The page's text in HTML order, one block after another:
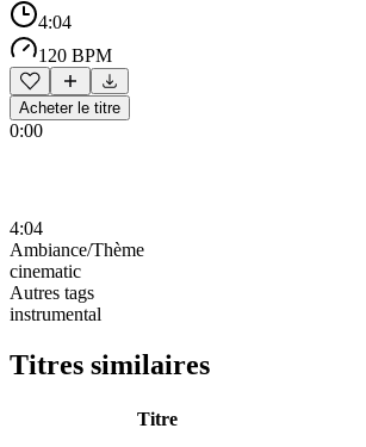
4:04
120 BPM
Acheter le titre
0:00
4:04
Ambiance/Thème
cinematic
Autres tags
instrumental
Titres similaires
Titre